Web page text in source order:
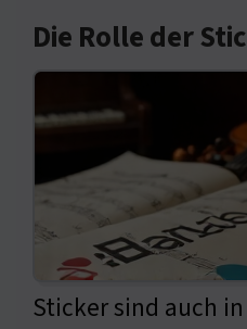
Die Rolle der
Sticker sind auch